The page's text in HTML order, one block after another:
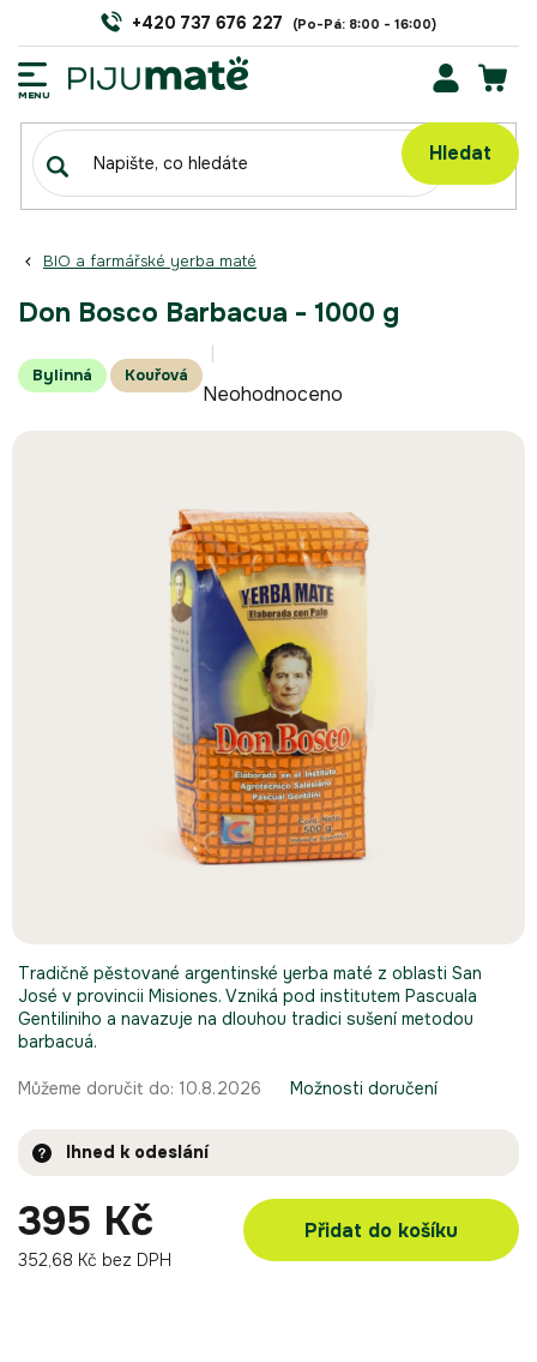
Hledat
+420 737 676 227
BIO a farmářské yerba maté
Don Bosco Barbacua - 1000 g
Bylinná Kouřová
Průměrné
hodnocení
5
hvězdiček.
Neohodnoceno
395 Kč
352,68 Kč bez DPH
Ihned k odeslání
Můžeme doručit do: 10.8.2026 Možnosti doručení
Přidat do košíku
Tradičně pěstované argentinské yerba maté z oblasti San
José v provincii Misiones. Vzniká pod institutem Pascuala
Gentiliniho a navazuje na dlouhou tradici sušení metodou
barbacuá.